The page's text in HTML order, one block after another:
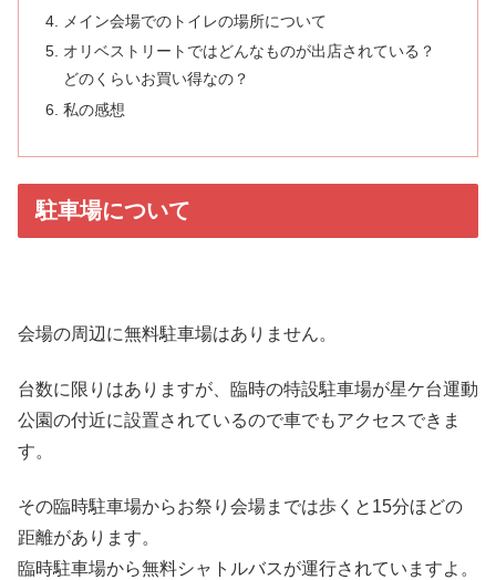
メイン会場でのトイレの場所について
オリベストリートではどんなものが出店されている？
どのくらいお買い得なの？
私の感想
駐車場について
会場の周辺に無料駐車場はありません。
台数に限りはありますが、臨時の特設駐車場が星ケ台運動
公園の付近に設置されているので車でもアクセスできま
す。
その臨時駐車場からお祭り会場までは歩くと15分ほどの
距離があります。
臨時駐車場から無料シャトルバスが運行されていますよ。